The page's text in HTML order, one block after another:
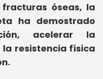
óseas, la
ha demostrado
acelerar la
resistencia física